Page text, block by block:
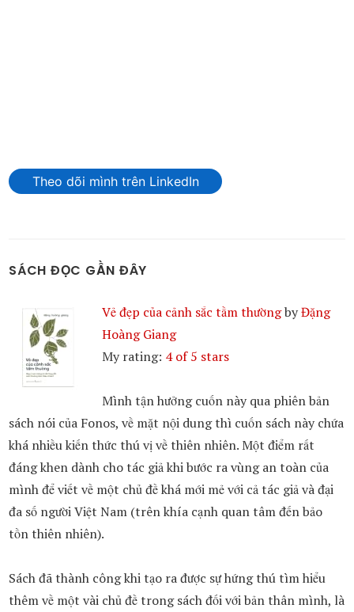
Theo dõi mình trên LinkedIn
SÁCH ĐỌC GẦN ĐÂY
Vẻ đẹp của cảnh sắc tầm thườngbyĐặng
Hoàng Giang
My rating: 4 of 5 stars
Mình tận hưởng cuốn này qua phiên bản
sách nói của Fonos, về mặt nội dung thì cuốn sách này chứa
khá nhiều kiến thức thú vị về thiên nhiên. Một điểm rất
đáng khen dành cho tác giả khi bước ra vùng an toàn của
mình để viết về một chủ đề khá mới mẻ với cả tác giả và đại
đa số người Việt Nam (trên khía cạnh quan tâm đến bảo
tồn thiên nhiên).
Sách đã thành công khi tạo ra được sự hứng thú tìm hiểu
thêm về một vài chủ đề trong sách đối với bản thân mình, là